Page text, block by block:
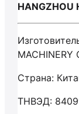
HANGZHOU
MACHINERY
Страна:
ТНВЭД: